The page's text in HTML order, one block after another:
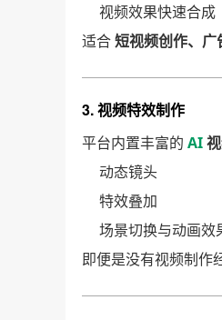
视频效果快速合成
适合短视频创作、
3. 视频特效制作
平台内置丰富的 AI
动态镜头
特效叠加
场景切换与动画效
即便是没有视频制作